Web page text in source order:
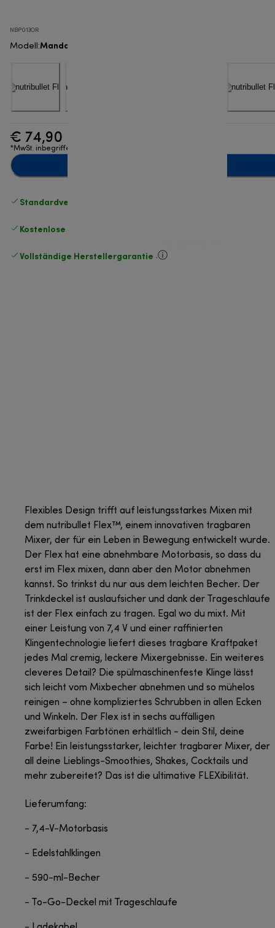
NBP013OR
Modell :Mandarine
€ 74,90
*MwSt. inbegriffen
Standardversand kostenlos
Kostenlose Rücksendungen
Vollständige Herstellergarantie .
Flexibles Design trifft auf leistungsstarkes Mixen mit
dem nutribullet Flex™, einem innovativen tragbaren
Mixer, der für ein Leben in Bewegung entwickelt wurde.
Der Flex hat eine abnehmbare Motorbasis, so dass du
erst im Flex mixen, dann aber den Motor abnehmen
kannst. So trinkst du nur aus dem leichten Becher. Der
Trinkdeckel ist auslaufsicher und dank der Trageschlaufe
ist der Flex einfach zu tragen. Egal wo du mixt. Mit
einer Leistung von 7,4 V und einer raffinierten
Klingentechnologie liefert dieses tragbare Kraftpaket
jedes Mal cremig, leckere Mixergebnisse. Ein weiteres
cleveres Detail? Die spülmaschinenfeste Klinge lässt
sich leicht vom Mixbecher abnehmen und so mühelos
reinigen – ohne kompliziertes Schrubben in allen Ecken
und Winkeln. Der Flex ist in sechs auffälligen
zweifarbigen Farbtönen erhältlich - dein Stil, deine
Farbe! Ein leistungsstarker, leichter tragbarer Mixer, der
all deine Lieblings-Smoothies, Shakes, Cocktails und
mehr zubereitet? Das ist die ultimative FLEXibilität.
Lieferumfang:
- 7,4-V-Motorbasis
- Edelstahlklingen
- 590-ml-Becher
- To-Go-Deckel mit Trageschlaufe